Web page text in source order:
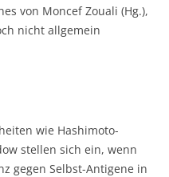
von Moncef Zouali (Hg.),
nicht allgemein
wie Hashimoto-
stellen sich ein, wenn
gegen Selbst-Antigene in